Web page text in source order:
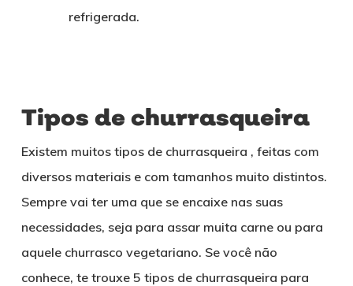
refrigerada.
Tipos de churrasqueira
Existem muitos tipos de churrasqueira , feitas com
diversos materiais e com tamanhos muito distintos.
Sempre vai ter uma que se encaixe nas suas
necessidades, seja para assar muita carne ou para
aquele churrasco vegetariano. Se você não
conhece, te trouxe 5 tipos de churrasqueira para